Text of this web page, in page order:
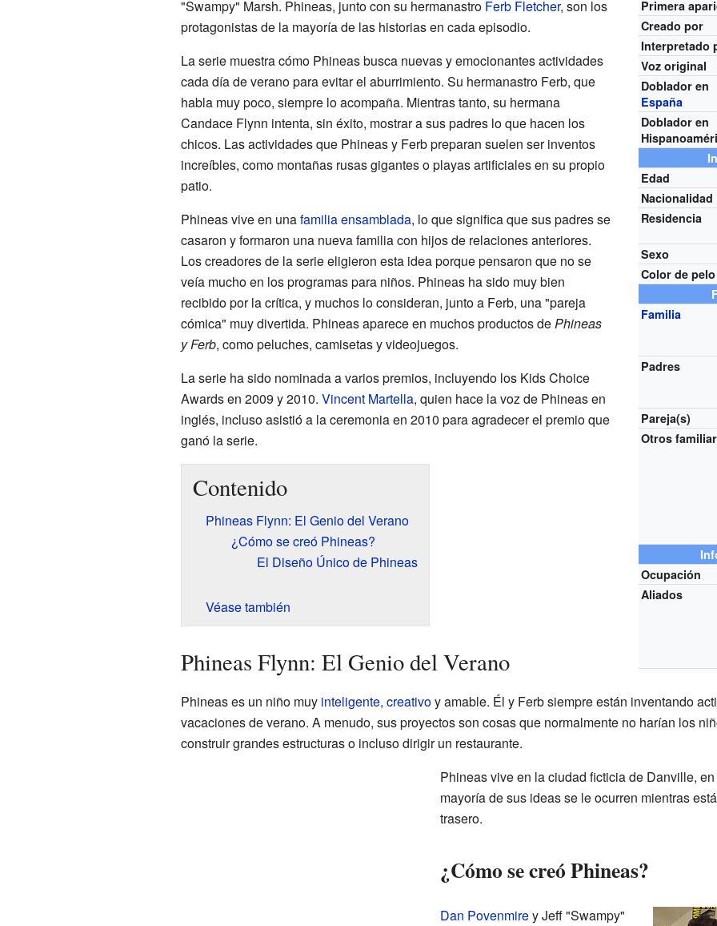
Primera
Creado por
Interpretado
Voz original
Doblador en
España
Doblador en
Edad
Nacionalidad
Residencia
Sexo
Color de pelo
Familia
Padres
Pareja(s)
Otros
Ocupación
Aliados
"Swampy" Marsh. Phineas, junto con su hermanastro Ferb Fletcher, son los
protagonistas de la mayoría de las historias en cada episodio.
La serie muestra cómo Phineas busca nuevas y emocionantes actividades
cada día de verano para evitar el aburrimiento. Su hermanastro Ferb, que
habla muy poco, siempre lo acompaña. Mientras tanto, su hermana
Candace Flynn intenta, sin éxito, mostrar a sus padres lo que hacen los
chicos. Las actividades que Phineas y Ferb preparan suelen ser inventos
increíbles, como montañas rusas gigantes o playas artificiales en su propio
patio.
Phineas vive en unafamilia ensamblada, lo que significa que sus padres se
casaron y formaron una nueva familia con hijos de relaciones anteriores.
Los creadores de la serie eligieron esta idea porque pensaron que no se
veía mucho en los programas para niños. Phineas ha sido muy bien
recibido por la crítica, y muchos lo consideran, junto a Ferb, una "pareja
cómica" muy divertida. Phineas aparece en muchos productos dePhineas
y Ferb, como peluches, camisetas y videojuegos.
La serie ha sido nominada a varios premios, incluyendo los Kids Choice
Awards en 2009 y 2010. Vincent Martella, quien hace la voz de Phineas en
inglés, incluso asistió a la ceremonia en 2010 para agradecer el premio que
ganó la serie.
Contenido
Phineas Flynn: El Genio del Verano
¿Cómo se creó Phineas?
El Diseño Único de Phineas
Véase también
Phineas Flynn: El Genio del Verano
Phineas es un niño muy inteligente, creativoy amable. Él y Ferb siempre están inventando
vacaciones de verano. A menudo, sus proyectos son cosas que normalmente no harían los
construir grandes estructuras o incluso dirigir un restaurante.
Phineas vive en la ciudad ficticia de Danville,
mayoría de sus ideas se le ocurren mientras
trasero.
¿Cómo se creó Phineas?
Dan Povenmirey Jeff "Swampy"